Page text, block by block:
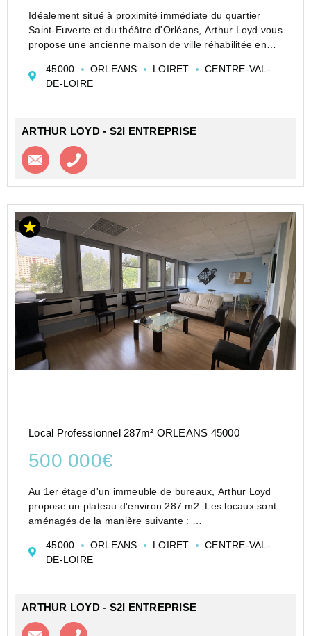
Idéalement situé à proximité immédiate du quartier
Saint-Euverte et du théâtre d'Orléans, Arthur Loyd vous
propose une ancienne maison de ville réhabilitée en
d'environ 190 m², répartie sur trois niveaux...
45000 ORLEANS LOIRET
CENTRE-VAL-
DE-LOIRE
ARTHUR LOYD - S2I ENTREPRISE
Contacter l'agence
Local Professionnel 287m² ORLEANS 45000
500 000€
Au 1er étage d'un immeuble de bureaux, Arthur Loyd
propose un plateau d'environ 287 m2. Les locaux sont
aménagés de la manière suivante :
Un secrétariat avec salle d'attente
10 bureaux
45000 ORLEANS LOIRET
CENTRE-VAL-
DE-LOIRE
ARTHUR LOYD - S2I ENTREPRISE
Contacter l'agence